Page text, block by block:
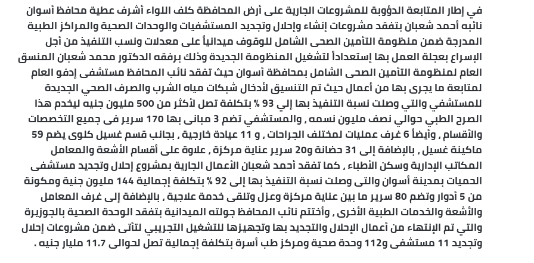
في إطار المتابعة الدؤوبة للمشروعات الجارية على أرض المحافظة كلف اللواء أشرف عطية محافظ أسوان
نائبه أحمد شعبان بتفقد مشروعات إنشاء وإحلال وتجديد المستشفيات والوحدات الصحية والمراكز الطبية
المدرجة ضمن منظومة التأمين الصحى الشامل للوقوف ميدانياً على معدلات ونسب التنفيذ من أجل
الإسراع بعجلة العمل بها إستعداداً لتشغيل المنظومة الجديدة وذلك برفقه الدكتور محمد شعبان المنسق
العام لمنظومة التأمين الصحى الشامل بمحافظة أسوان حيث تفقد نائب المحافظ مستشفى إدفو العام
لمتابعة ما يجرى بها من أعمال حيث تم التنسيق لأدخال شبكات مياه الشرب والصرف الصحي الجديدة
للمستشفي والتي وصلت نسبة التنفيذ بها إلي 93 % بتكلفة تصل لأكثر من 500 مليون جنيه ليخدم هذا
الصرح الطبي حوالي نصف مليون نسمه ، والمستشفي تضم 3 مبانى بها 170 سرير فى جميع التخصصات
والأقسام ، وأيضاً 6 غرف عمليات لمختلف الجراحات ، و 11 عيادة خارجية ، بجانب قسم غسيل كلوى يضم 59
ماكينة غسيل ، بالإضافة إلى 31 حضانة و20 سرير عناية مركزة ، علاوة على أقسام الأشعة والمعامل
المكاتب الإدارية وسكن الأطباء ، كما تفقد أحمد شعبان الأعمال الجارية بمشروع إحلال وتجديد مستشفى
الحميات بمدينة أسوان والتى وصلت نسبة التنفيذ بها إلى 92 % بتكلفة إجمالية 144 مليون جنية ومكونة
من 5 أدوار وتضم 80 سرير ما بين عناية مركزة وعزل وتلقى خدمة علاجية ، بالإضافة إلى غرف المعامل
والأشعة والخدمات الطبية الأخرى ، وأختتم نائب المحافظ جولته الميدانية بتفقد الوحدة الصحية بالجوزيرة
والتي تم الإنتهاء من أعمال الإحلال والتجديد بها وتجهيزها للتشغيل التجريبي لتأتى ضمن مشروعات إحلال
وتجديد 11 مستشفى و112 وحدة صحية ومركز طب أسرة بتكلفة إجمالية تصل لحوالى 11.7 مليار جنيه .